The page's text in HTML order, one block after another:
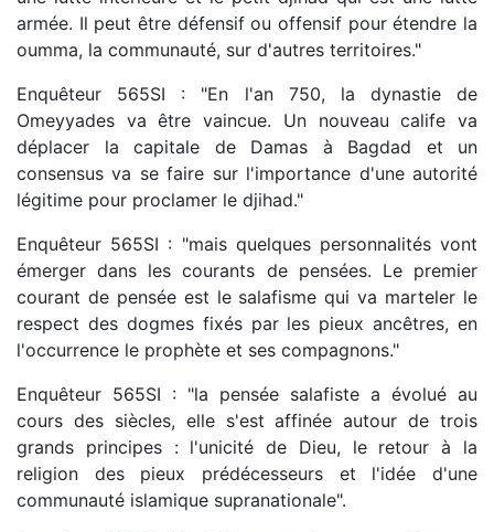
armée. Il peut être défensif ou offensif pour étendre la
oumma, la communauté, sur d'autres territoires."
Enquêteur 565SI : "En l'an 750, la dynastie de
Omeyyades va être vaincue. Un nouveau calife va
déplacer la capitale de Damas à Bagdad et un
consensus va se faire sur l'importance d'une autorité
légitime pour proclamer le djihad."
Enquêteur 565SI : "mais quelques personnalités vont
émerger dans les courants de pensées. Le premier
courant de pensée est le salafisme qui va marteler le
respect des dogmes fixés par les pieux ancêtres, en
l'occurrence le prophète et ses compagnons."
Enquêteur 565SI : "la pensée salafiste a évolué au
cours des siècles, elle s'est affinée autour de trois
grands principes : l'unicité de Dieu, le retour à la
religion des pieux prédécesseurs et l'idée d'une
communauté islamique supranationale".